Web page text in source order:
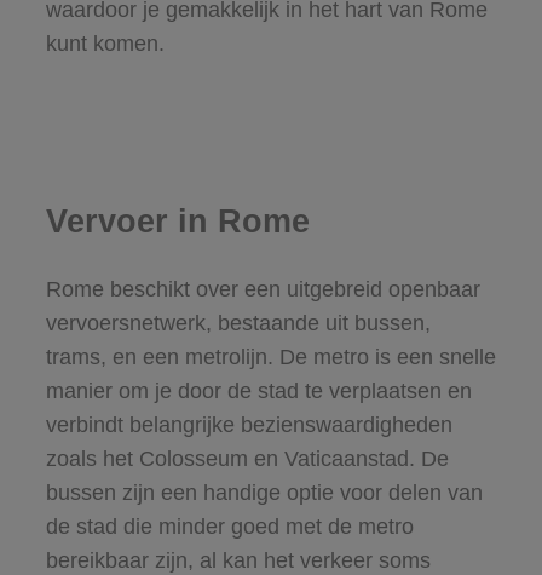
waardoor je gemakkelijk in het hart van Rome
kunt komen.
Vervoer in Rome
Rome beschikt over een uitgebreid openbaar
vervoersnetwerk, bestaande uit bussen,
trams, en een metrolijn. De metro is een snelle
manier om je door de stad te verplaatsen en
verbindt belangrijke bezienswaardigheden
zoals het Colosseum en Vaticaanstad. De
bussen zijn een handige optie voor delen van
de stad die minder goed met de metro
bereikbaar zijn, al kan het verkeer soms